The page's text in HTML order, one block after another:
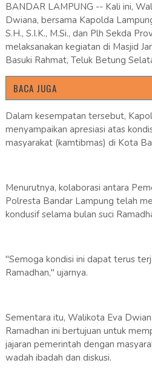
BANDAR LAMPUNG -- Kali ini,
Dwiana, bersama Kapolda
S.H., S.I.K., M.Si., dan Plh Sekda
melaksanakan kegiatan di Masjid
Basuki Rahmat, Teluk Betung
BACA JUGA
Dalam kesempatan tersebut,
menyampaikan apresiasi atas
masyarakat (kamtibmas) di Kota
Menurutnya, kolaborasi antara
Polresta Bandar Lampung telah
kondusif selama bulan suci
"Semoga kondisi ini dapat terus
Ramadhan," ujarnya.
Sementara itu, Walikota Eva
Ramadhan ini bertujuan untuk
jajaran pemerintah dengan
wadah ibadah dan diskusi.